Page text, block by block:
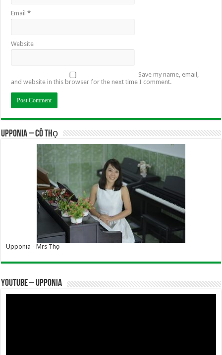
Email*
Website
Save my name, email,
and website in this browser for the next time I comment.
UPPONIA – Cô Thọ
Upponia - Mrs Thọ
YOUTUBE – UPPONIA